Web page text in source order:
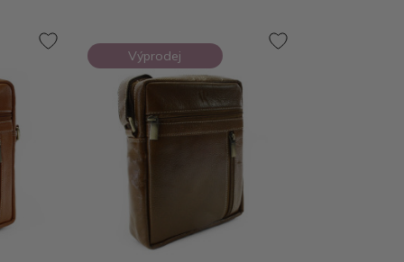
Výprodej